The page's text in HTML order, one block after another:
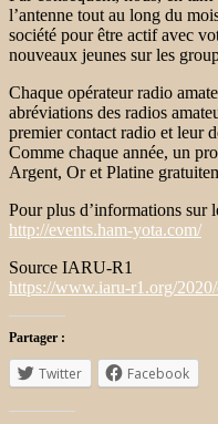
l’antenne tout au long du
société pour être actif avec
nouveaux jeunes sur les
Chaque opérateur radio
abréviations des radios
premier contact radio et leur
Comme chaque année, un
Argent, Or et Platine
Pour plus d’informations sur
http://events.ham-yota.com/
Source IARU-R1
https://www.iaru-r1.org/
Partager :
Twitter Facebook